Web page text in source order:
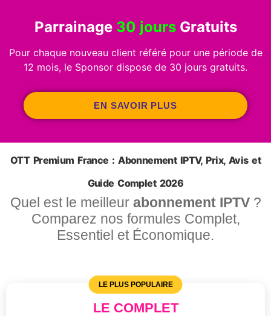
Parrainage 30 joursGratuits
Pour chaque nouveau client référé pour une période de
12 mois, le Sponsor dispose de 30 jours gratuits.
EN SAVOIR PLUS
OTT Premium France : Abonnement IPTV, Prix, Avis et
Guide Complet 2026
Quel est le meilleur abonnement IPTV?
Comparez nos formules Complet,
Essentiel et Économique.
LE PLUS POPULAIRE
LE COMPLET